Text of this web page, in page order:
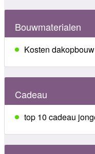
Bouwmaterialen
Kosten dakopbouw
Cadeau
top 10 cadeau